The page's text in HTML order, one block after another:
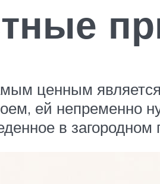
ценным является
ей непременно
в